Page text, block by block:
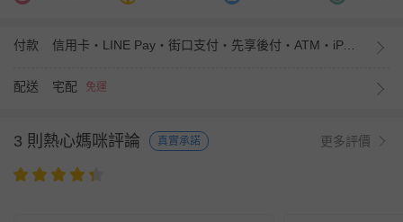
付款 信用卡・LINE Pay・街口支付・先享後付・ATM・iPASS MONEY
配送 宅配 免運
3 則熱心媽咪評論 真實承諾 更多評價